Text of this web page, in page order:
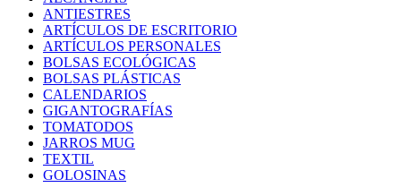
ANTIESTRES
ARTÍCULOS DE ESCRITORIO
ARTÍCULOS PERSONALES
BOLSAS ECOLÓGICAS
BOLSAS PLÁSTICAS
CALENDARIOS
GIGANTOGRAFÍAS
TOMATODOS
JARROS MUG
TEXTIL
GOLOSINAS